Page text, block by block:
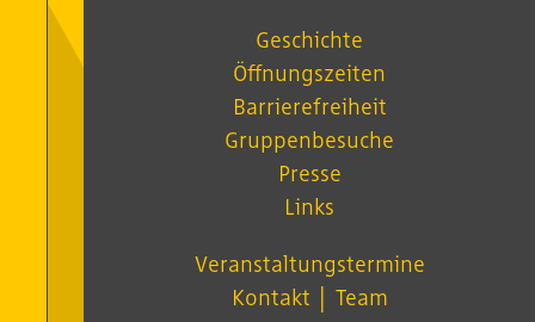
Geschichte
Öffnungszeiten
Barrierefreiheit
Gruppenbesuche
Presse
Links
Veranstaltungstermine
Kontakt │ Team